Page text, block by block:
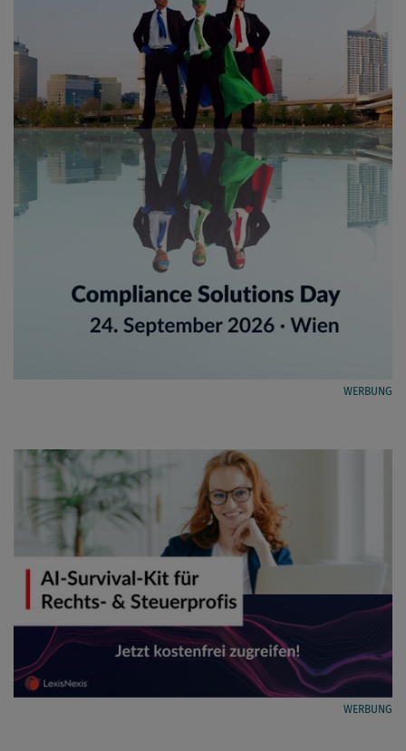
WERBUNG
WERBUNG